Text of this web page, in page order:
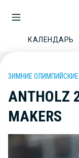
КАЛЕНДАРЬ
ЗИМНИЕ ОЛИМПИЙСКИЕ
ANTHOLZ
MAKERS